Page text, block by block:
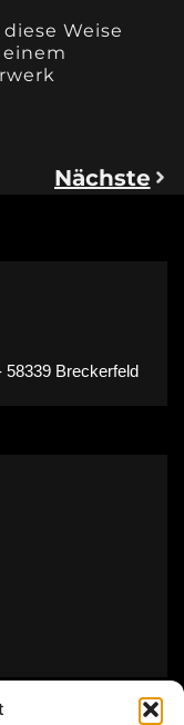
Weise
Nächste
58339 Breckerfeld